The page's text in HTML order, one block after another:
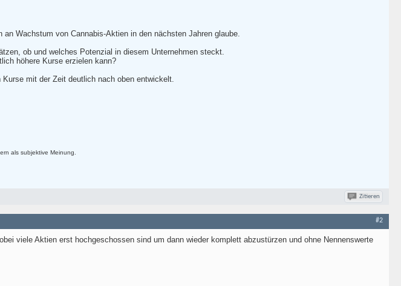
Wachstum von Cannabis-Aktien in den nächsten Jahren glaube.
ob und welches Potenzial in diesem Unternehmen steckt.
höhere Kurse erzielen kann?
mit der Zeit deutlich nach oben entwickelt.
als subjektive Meinung.
Zitieren
#2
viele Aktien erst hochgeschossen sind um dann wieder komplett abzustürzen und ohne Nennenswerte